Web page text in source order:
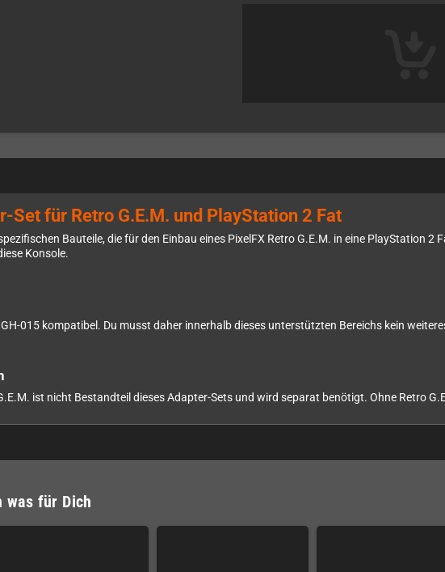
Set für Retro G.E.M. und PlayStation 2 Fat
Bauteile, die für den Einbau eines PixelFX Retro G.E.M. in eine PlayStation
Konsole.
015 kompatibel. Du musst daher innerhalb dieses unterstützten Bereichs kein
ist nicht Bestandteil dieses Adapter-Sets und wird separat benötigt. Ohne Retro
was für Dich